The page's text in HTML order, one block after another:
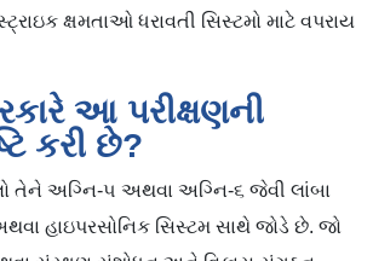
ક્ષમતાઓ ધરાવતી સિસ્ટમો માટે વપરાય
આ પરીક્ષણની
કરી છે?
તેને અગ્નિ-૫ અથવા અગ્નિ-૬ જેવી લાંબા
હાઇપરસોનિક સિસ્ટમ સાથે જોડે છે. જો